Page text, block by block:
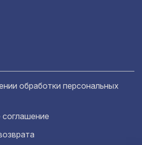
обработки персональных
соглашение